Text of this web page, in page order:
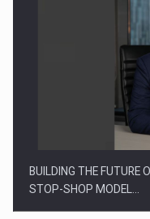
BUILDING THE FUTURE
STOP-SHOP MODEL…